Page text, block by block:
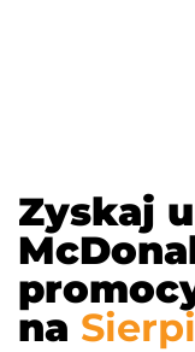
Zyskaj
na